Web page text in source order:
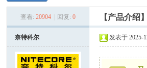
› ›
查看: 20904 回复: 0 【产品介绍
奈特科尔 发表于 2025-